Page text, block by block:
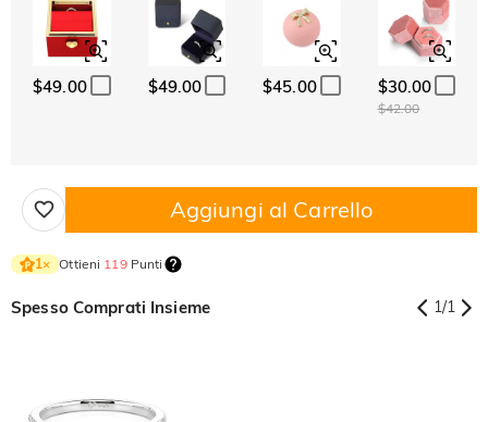
$49.00 $49.00 $45.00 $30.00
$42.00
Aggiungi al Carrello
1× Ottieni 119Punti
Spesso Comprati Insieme 1/1